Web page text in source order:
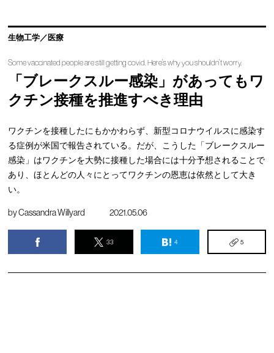
生物工学／医療
Some vaccinated people are still getting covid. Here’s why you shouldn’t worry.
「ブレークスルー感染」があってもワ
クチン接種を推進すべき理由
ワクチンを接種したにもかかわらず、新型コロナウイルスに感染す
る症例が米国で報告されている。だが、こうした「ブレークスルー
感染」はワクチンを大勢に接種した場合には十分予想されることで
あり、ほとんどの人々にとってワクチンの恩恵は依然として大き
い。
byCassandra Willyard 2021.05.06
33 4 5